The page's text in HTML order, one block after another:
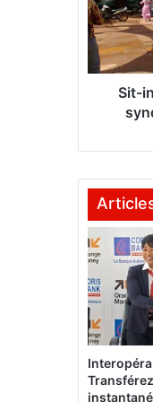
n
d
3
i
l
t
:
L
a
c
o
o
r
d
i
Sit-